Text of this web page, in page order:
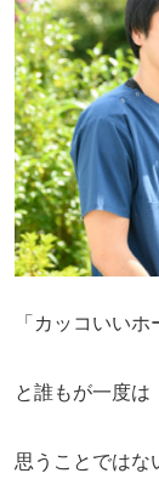
「カッコいいホ
と誰もが一度は
思うことではな